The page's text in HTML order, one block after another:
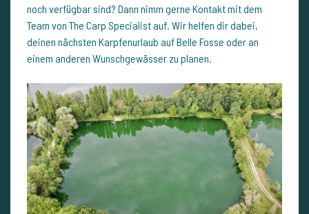
noch verfügbar sind? Dann nimm gerne Kontakt mit dem
Team von The Carp Specialist auf. Wir helfen dir dabei,
deinen nächsten Karpfenurlaub auf Belle Fosse oder an
einem anderen Wunschgewässer zu planen.